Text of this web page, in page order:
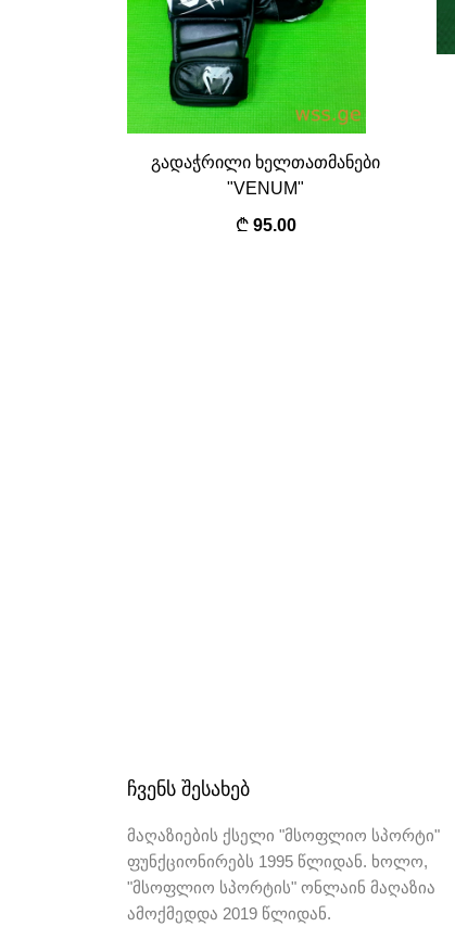
გადაჭრილი ხელთათმანები
"VENUM"
95.00
ᲩᲕᲔᲜᲡ ᲨᲔᲡᲐᲮᲔᲑ
მაღაზიების ქსელი "მსოფლიო სპორტი"
ფუნქციონირებს 1995 წლიდან. ხოლო,
"მსოფლიო სპორტის" ონლაინ მაღაზია
ამოქმედდა 2019 წლიდან.